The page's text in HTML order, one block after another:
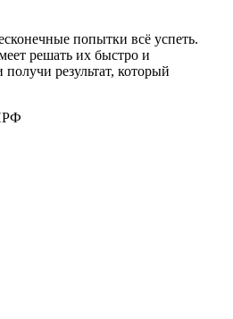
попытки всё успеть.
решать их быстро и
результат, который